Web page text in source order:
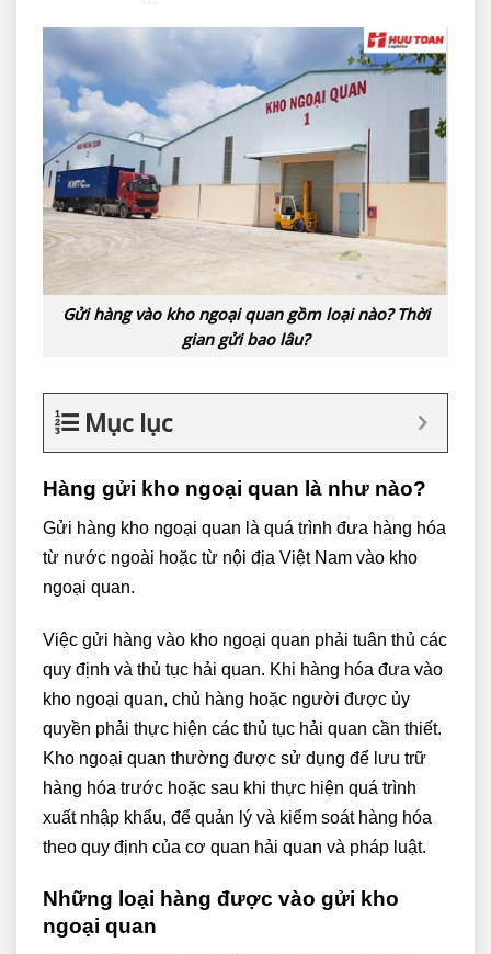
Gửi hàng vào kho ngoại quan gồm loại nào? Thời
gian gửi bao lâu?
Mục lục
Hàng gửi kho ngoại quan là như nào?
Gửi hàng kho ngoại quan là quá trình đưa hàng hóa
từ nước ngoài hoặc từ nội địa Việt Nam vào kho
ngoại quan.
Việc gửi hàng vào kho ngoại quan phải tuân thủ các
quy định và thủ tục hải quan. Khi hàng hóa đưa vào
kho ngoại quan, chủ hàng hoặc người được ủy
quyền phải thực hiện các thủ tục hải quan cần thiết.
Kho ngoại quan thường được sử dụng để lưu trữ
hàng hóa trước hoặc sau khi thực hiện quá trình
xuất nhập khẩu, để quản lý và kiểm soát hàng hóa
theo quy định của cơ quan hải quan và pháp luật.
Những loại hàng được vào gửi kho
ngoại quan